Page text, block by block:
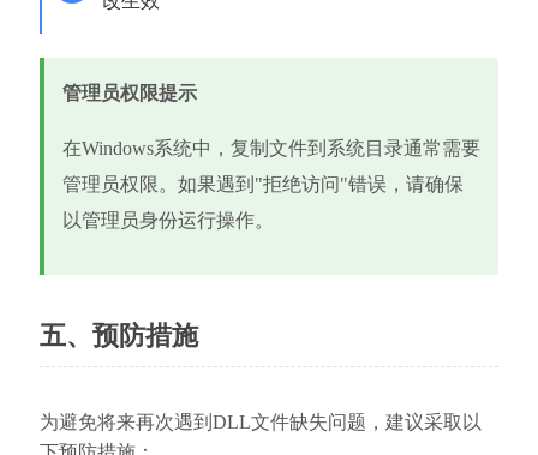
管理员权限提示
在Windows系统中，复制文件到系统目录通常需要
管理员权限。如果遇到"拒绝访问"错误，请确保
以管理员身份运行操作。
五、预防措施
为避免将来再次遇到DLL文件缺失问题，建议采取以